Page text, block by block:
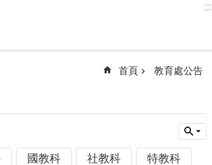
:::
首頁 教育處公告
國教科 社教科 特教科